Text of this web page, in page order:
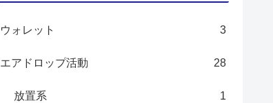
ウォレット 3
エアドロップ活動 28
放置系 1